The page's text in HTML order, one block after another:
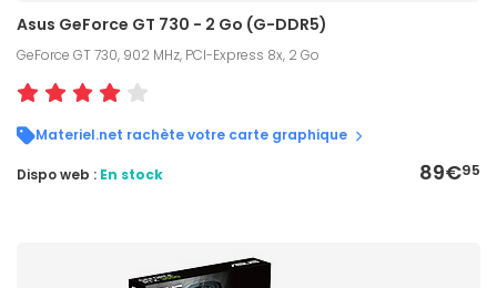
Asus GeForce GT 730 - 2 Go (G-DDR5)
GeForce GT 730, 902 MHz, PCI-Express 8x, 2 Go
Materiel.net rachète votre carte graphique
89€95
Dispo web : En stock